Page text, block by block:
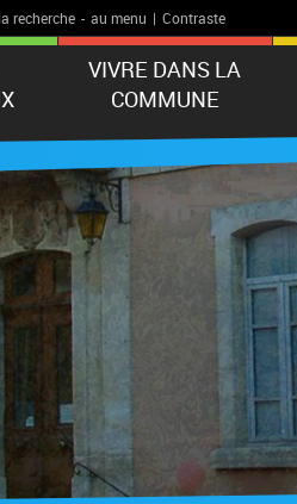
recherche - au menu | Contraste
VIVRE DANS LA
COMMUNE